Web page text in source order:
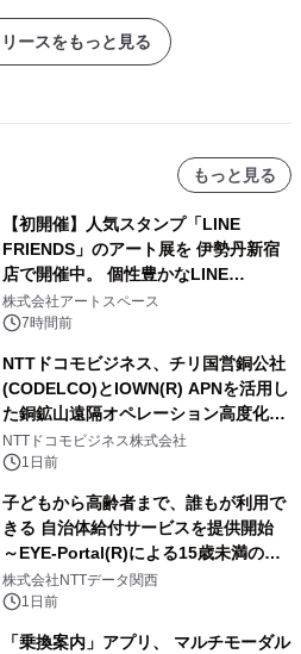
ースをもっと見る
もっと見る
【初開催】人気スタンプ「LINE
FRIENDS」のアート展を 伊勢丹新宿
店で開催中。 個性豊かなLINE
FRIENDSの仲間たちが インテリアア
ートとして新たな魅力を発信。
株式会社アートスペース
7時間前
NTTドコモビジネス、チリ国営銅公社
(CODELCO)とIOWN(R) APNを活用し
た銅鉱山遠隔オペレーション高度化に
向けた調査・実証を開始
NTTドコモビジネス株式会社
1日前
子どもから高齢者まで、誰もが利用で
きる 自治体給付サービスを提供開始
～EYE-Portal(R)による15歳未満の本
人認証と デジタルデバイド対策で実現
～
株式会社NTTデータ関西
1日前
「乗換案内」アプリ、 マルチモーダル